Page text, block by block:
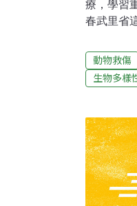
療，學習
春武里省
肉。這頭
需要裝上
動物救傷
生物多樣